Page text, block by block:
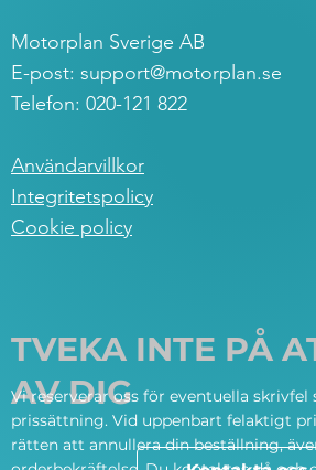
Motorplan Sverige AB
E-post: support@motorplan.se
Telefon: 020-121 822
Användarvillkor
Integritetspolicy
Cookie policy
TVEKA INTE PÅ
AV DIG
Vi reserverar oss för eventuella
prissättning. Vid uppenbart felaktigt
rätten att annullera din beställning,